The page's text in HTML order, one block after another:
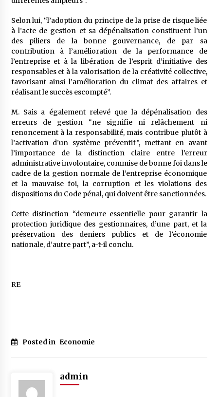
Selon lui, “l’adoption du principe de la prise de risque liée
à l’acte de gestion et sa dépénalisation constituent l’un
des piliers de la bonne gouvernance, de par sa
contribution à l’amélioration de la performance de
l’entreprise et à la libération de l’esprit d’initiative des
responsables et à la valorisation de la créativité collective,
favorisant ainsi l’amélioration du climat des affaires et
réalisant le succès escompté”.
M. Sais a également relevé que la dépénalisation des
erreurs de gestion “ne signifie ni relâchement ni
renoncement à la responsabilité, mais contribue plutôt à
l’activation d’un système préventif”, mettant en avant
l’importance de la distinction claire entre l’erreur
administrative involontaire, commise de bonne foi dans le
cadre de la gestion normale de l’entreprise économique
et la mauvaise foi, la corruption et les violations des
dispositions du Code pénal, qui doivent être sanctionnées.
Cette distinction “demeure essentielle pour garantir la
protection juridique des gestionnaires, d’une part, et la
préservation des deniers publics et de l’économie
nationale, d’autre part”, a-t-il conclu.
RE
Posted in Economie
admin